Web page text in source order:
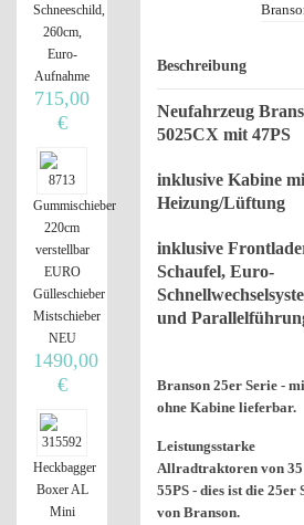
Beschreibung
Neufahrzeug
5025CX mit 47PS
inklusive Kabine
Heizung/Lüftung
inklusive
Schaufel, Euro-
und
Branson 25er Serie -
ohne Kabine lieferbar.
Leistungsstarke
Allradtraktoren von 35
55PS - dies ist die 25er
von Branson.
Schneeschild,
260cm,
Euro-
Aufnahme
715,00
€
Gummischieber
220cm
verstellbar
EURO
Gülleschieber
Mistschieber
NEU
1490,00
€
Heckbagger
Boxer AL
Mini